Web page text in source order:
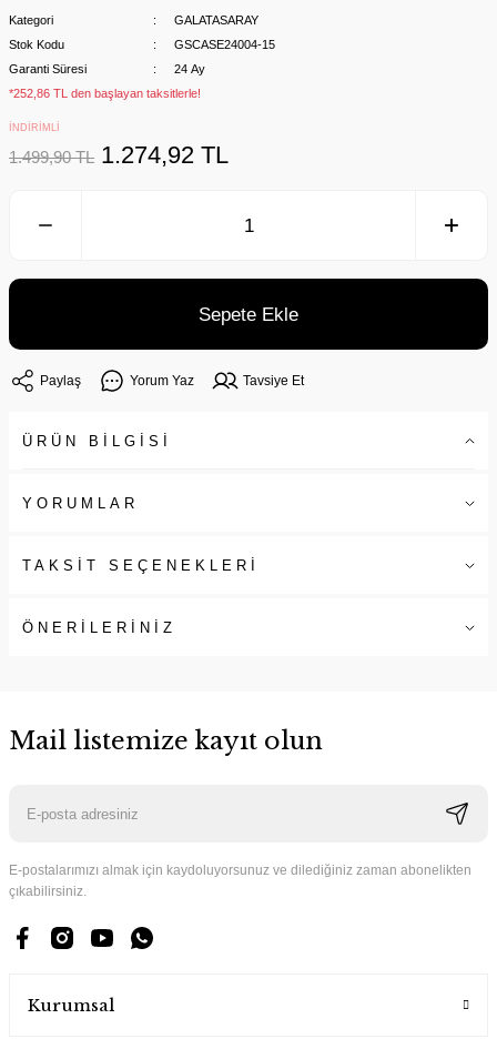
Kategori
GALATASARAY
Stok Kodu
GSCASE24004-15
Garanti Süresi
24 Ay
*252,86 TL den başlayan taksitlerle!
İNDİRİMLİ
1.499,90 TL 1.274,92 TL
Sepete Ekle
Paylaş Yorum Yaz Tavsiye Et
ÜRÜN BİLGİSİ
YORUMLAR
TAKSİT SEÇENEKLERİ
ÖNERİLERİNİZ
Mail listemize kayıt olun
E-postalarımızı almak için kaydoluyorsunuz ve dilediğiniz zaman abonelikten
çıkabilirsiniz.
Kurumsal